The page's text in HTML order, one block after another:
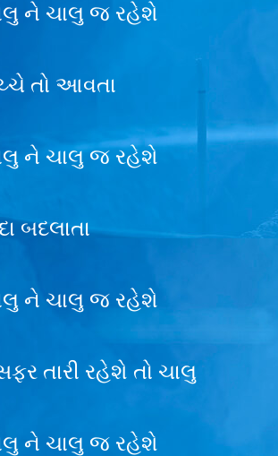
ને ચાલુ જ રહેશે
તો આવતા
ને ચાલુ જ રહેશે
બદલાતા
ને ચાલુ જ રહેશે
તારી રહેશે તો ચાલુ
ને ચાલુ જ રહેશે